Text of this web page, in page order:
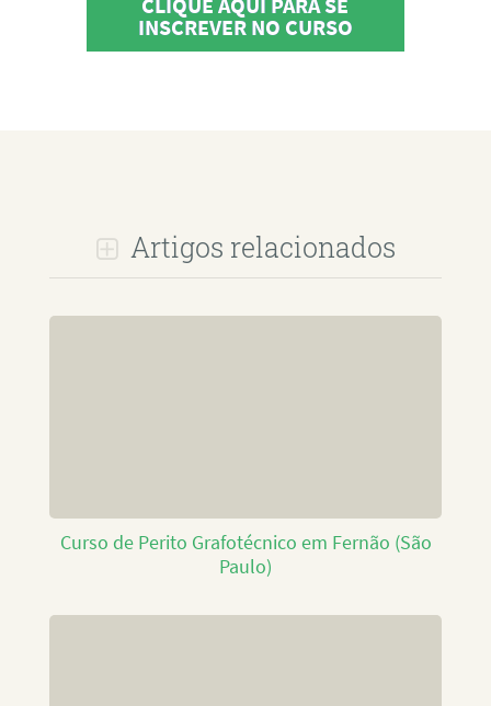
INSCREVER NO CURSO
Artigos relacionados
Curso de Perito Grafotécnico em Fernão (São
Paulo)